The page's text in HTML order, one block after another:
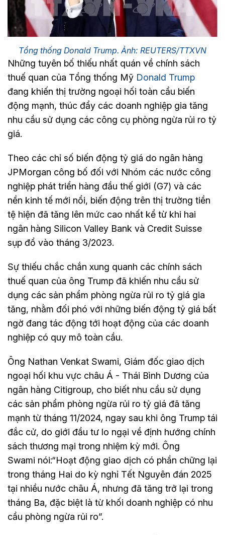
Tổng thống Donald Trump. Ảnh: REUTERS/TTXVN
Những tuyên bố thiếu nhất quán về chính sách
thuế quan của Tổng thống Mỹ Donald Trump
đang khiến thị trường ngoại hối toàn cầu biến
động mạnh, thúc đẩy các doanh nghiệp gia tăng
nhu cầu sử dụng các công cụ phòng ngừa rủi ro tỷ
giá.
Theo các chỉ số biến động tỷ giá do ngân hàng
JPMorgan công bố đối với Nhóm các nước công
nghiệp phát triển hàng đầu thế giới (G7) và các
nền kinh tế mới nổi, biến động trên thị trường tiền
tệ hiện đã tăng lên mức cao nhất kể từ khi hai
ngân hàng Silicon Valley Bank và Credit Suisse
sụp đổ vào tháng 3/2023.
Sự thiếu chắc chắn xung quanh các chính sách
thuế quan của ông Trump đã khiến nhu cầu sử
dụng các sản phẩm phòng ngừa rủi ro tỷ giá gia
tăng, nhằm đối phó với những biến động tỷ giá bất
ngờ đang tác động tới hoạt động của các doanh
nghiệp có quy mô toàn cầu.
Ông Nathan Venkat Swami, Giám đốc giao dịch
ngoại hối khu vực châu Á - Thái Bình Dương của
ngân hàng Citigroup, cho biết nhu cầu sử dụng
các sản phẩm phòng ngừa rủi ro tỷ giá đã tăng
mạnh từ tháng 11/2024, ngay sau khi ông Trump tái
đắc cử, do giới đầu tư lo ngại về định hướng chính
sách thương mại trong nhiệm kỳ mới. Ông
Swami nói:“Hoạt động giao dịch có phần chững lại
trong tháng Hai do kỳ nghỉ Tết Nguyên đán 2025
tại nhiều nước châu Á, nhưng đã tăng trở lại trong
tháng Ba, đặc biệt là từ khối doanh nghiệp có nhu
cầu phòng ngừa rủi ro”.